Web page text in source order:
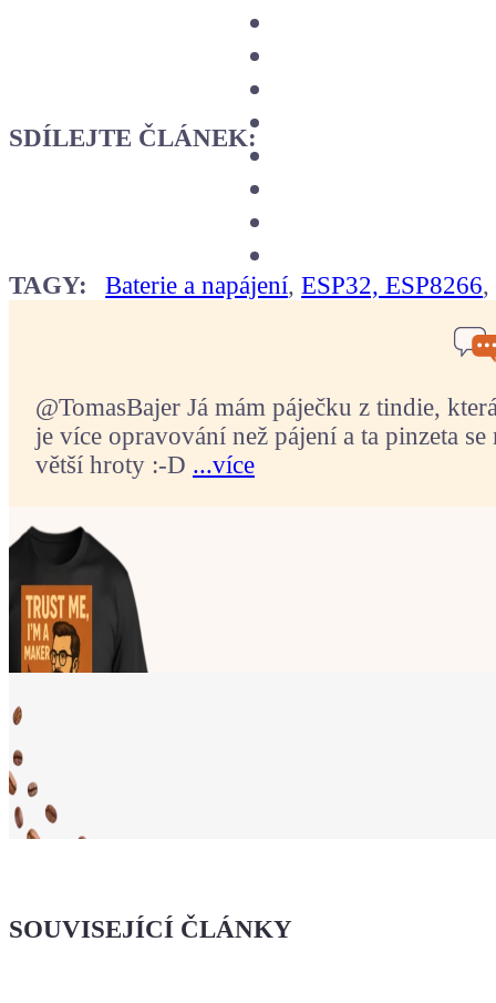
SDÍLEJTE ČLÁNEK:
TAGY: Baterie a napájení,ESP32, ESP8266,
@TomasBajer Já mám páječku z tindie,
je více opravování než pájení a ta pinzeta
větší hroty :-D ...více
že jsi Maker!
SOUVISEJÍCÍ ČLÁNKY